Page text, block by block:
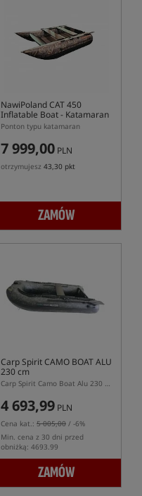
NawiPoland CAT 450
Inflatable Boat- Katamaran
Ponton typu katamaran
7 999,00 PLN
otrzymujesz 43,30 pkt
ZAMÓW
Carp Spirit CAMO BOAT ALU
230 cm
Carp Spirit Camo Boat Alu 230 – ponton karpiowy z aluminiową podłogą
4 693,99 PLN
Cena kat.: 5 005,00 / -6%
Min. cena z 30 dni przed
obniżką: 4693.99
ZAMÓW